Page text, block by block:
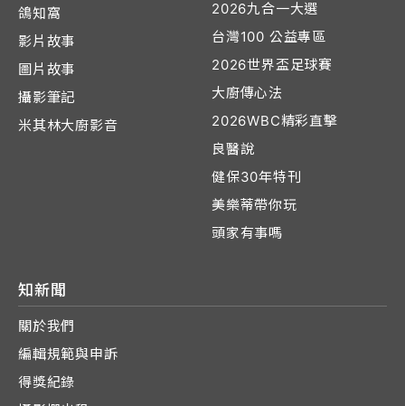
鴿知窩
影片故事
圖片故事
攝影筆記
米其林大廚影音
2026九合一大選
台灣100 公益專區
2026世界盃足球賽
大廚傳心法
2026WBC精彩直擊
良醫說
健保30年特刊
美樂蒂帶你玩
頭家有事嗎
知新聞
關於我們
編輯規範與申訴
得獎紀錄